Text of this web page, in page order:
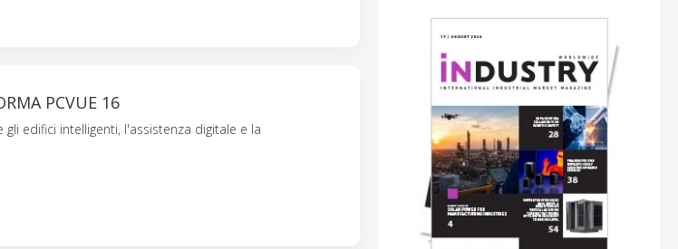
PCVUE 16
edifici intelligenti, l'assistenza digitale e la